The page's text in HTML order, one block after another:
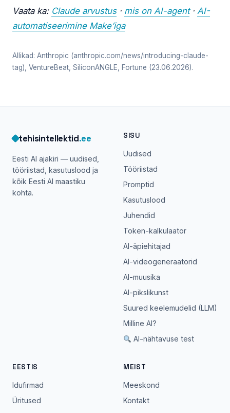
Vaata ka: Claude arvustus· mis on AI-agent· AI-
automatiseerimine Make’iga
Allikad: Anthropic (anthropic.com/news/introducing-claude-
tag), VentureBeat, SiliconANGLE, Fortune (23.06.2026).
tehisintellektid.ee
Eesti AI ajakiri — uudised,
tööriistad, kasutuslood ja
kõik Eesti AI maastiku
kohta.
SISU
Uudised
Tööriistad
Promptid
Kasutuslood
Juhendid
Token-kalkulaator
AI-äpiehitajad
AI-videogeneraatorid
AI-muusika
AI-pikslikunst
Suured keelemudelid (LLM)
Milline AI?
AI-nähtavuse test
EESTIS
Idufirmad
Üritused
MEIST
Meeskond
Kontakt